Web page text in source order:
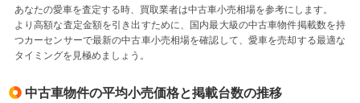
あなたの愛車を査定する時、買取業者は中古車小売相場を参考にします。
より高額な査定金額を引き出すために、国内最大級の中古車物件掲載数を持
つカーセンサーで最新の中古車小売相場を確認して、愛車を売却する最適な
タイミングを見極めましょう。
中古車物件の平均小売価格と掲載台数の推移